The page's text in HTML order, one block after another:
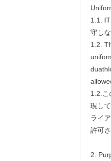
1.1.
守し
1.2.
1.2.こ
現し
ライ
許可
2.